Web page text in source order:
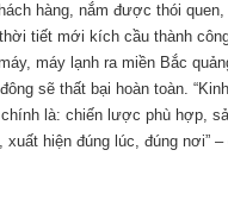
hàng, nắm được thói
thời tiết mới kích cầu thành
máy lạnh ra miền Bắc
sẽ thất bại hoàn toàn.
là: chiến lược phù hợp,
xuất hiện đúng lúc, đúng nơi”